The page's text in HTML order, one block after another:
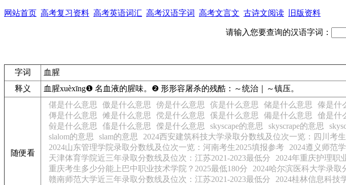
网站首页 高考复习资料 高考英语词汇 高考汉语字词 高考文言文 古诗文阅读 旧版资料
请输入您要查询的汉语字词：
字词
血腥
释义
血腥xuèxīng❶ 名 血液的腥味。 ❷ 形形容屠杀的残酷： ～统治｜～镇压。
随便看
偡是什么意思 傲是什么意思 傍是什么意思 傧是什么意思 储是什么意思 傣是什
傉是什么意思
傩是什么意思 傥是什么意思 傒是什么意思 備是什么意思 傖是什
傡是什么意思
傗是什么意思 偨是什么意思 skyscape的意思 skyscrape的意思
slalom的意思
slam的意思 2024西安建筑科技大学录取分数线及位次一览：四川考
2024山东管理学院录取分数线及位次一览：河南考生2025填报参考
2024遵义师范
天津体育学院近三年录取分数线及位次：江苏2021-2023最低分
2024年重庆护理职
重庆考生多少分能上巴中职业技术学院？2025最低180分
2024哈尔滨医科大学录
赣南师范大学近三年录取分数线及位次：江苏2021-2023最低分
2024桂林信息科技